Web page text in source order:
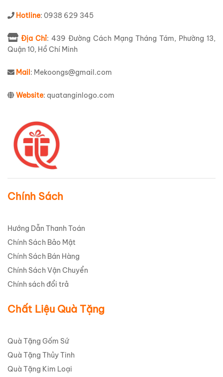
Hotline: 0938 629 345
Địa Chỉ: 439 Đường Cách Mạng Tháng Tám, Phường 13,
Quận 10, Hồ Chí Minh
Mail: Mekoongs@gmail.com
Website: quatanginlogo.com
Chính Sách
Hướng Dẫn Thanh Toán
Chính Sách Bảo Mật
Chính Sách Bán Hàng
Chính Sách Vận Chuyển
Chính sách đổi trả
Chất Liệu Quà Tặng
Quà Tặng Gốm Sứ
Quà Tặng Thủy Tinh
Quà Tặng Kim Loại